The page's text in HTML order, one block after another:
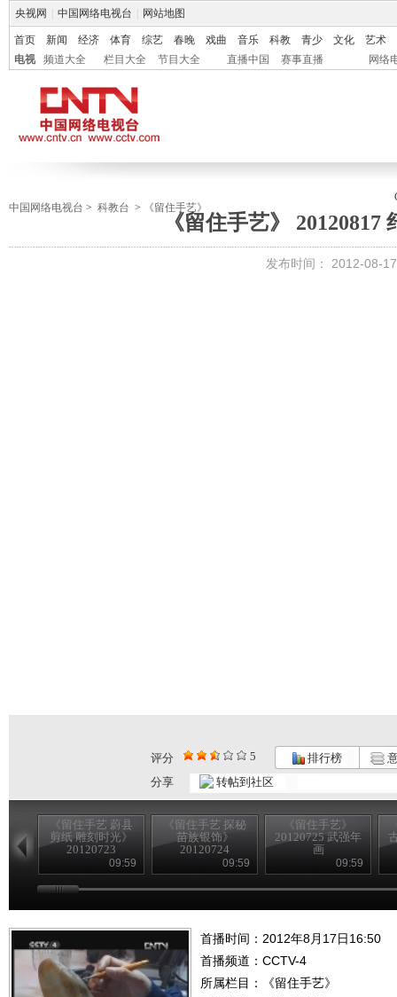
央视网 中国网络电视台 网站地图
首页 新闻 经济 体育 综艺 春晚 戏曲 音乐 科教 青少 文化
艺术
电视
频道大全 栏目大全 节目大全 直播中国 赛事直播 网络
中国网络电视台 > 科教台 > 《留住手艺》
《留住手艺》 20120817
发布时间： 2012-08-
评分 5 排行榜
分享
转帖到社区
《留住手艺 蔚县
剪纸 雕刻时光》
20120723
09:59
《留住手艺 探秘
苗族银饰》
20120724
09:59
《留住手艺》
20120725 武强年
画
09:59
首播时间：2012年8月17日16:50
首播频道： CCTV-4
所属栏目：
《留住手艺》